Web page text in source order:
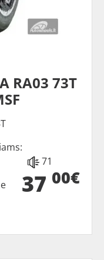
RA03 73T
71
37 00€